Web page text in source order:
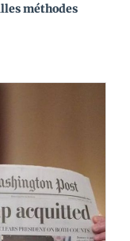
méthodes